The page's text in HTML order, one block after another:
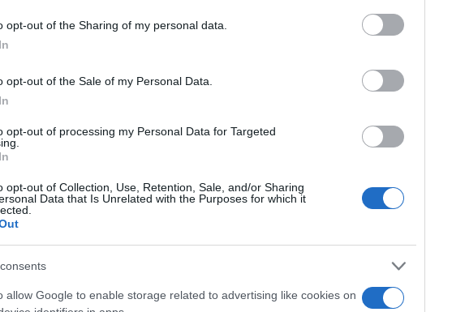
opt-out of the Sharing of my personal data.
opt-out of the Sale of my Personal Data.
opt-out of processing my Personal Data for Targeted
opt-out of Collection, Use, Retention, Sale, and/or Sharing
Data that Is Unrelated with the Purposes for which it
allow Google to enable storage related to advertising like cookies on
cesti 6 na
do petka od 7. do 18. ure, ob sobotah od 8. do 13. ure.
napolitanke Loacker . Akcija velja do razdelitve gratis